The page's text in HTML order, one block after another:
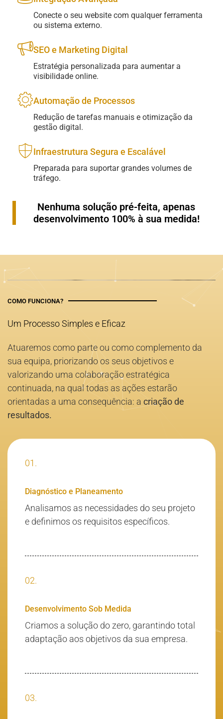
Conecte o seu website com qualquer ferramenta
ou sistema externo.
SEO e Marketing Digital
Estratégia personalizada para aumentar a
visibilidade online.
Automação de Processos
Redução de tarefas manuais e otimização da
gestão digital.
Infraestrutura Segura e Escalável
Preparada para suportar grandes volumes de
tráfego.
Nenhuma solução pré-feita, apenas
desenvolvimento 100% à sua medida!
COMO FUNCIONA?
Um Processo Simples e Eficaz
Atuaremos como parte ou como complemento da
sua equipa, priorizando os seus objetivos e
valorizando uma colaboração estratégica
continuada, na qual todas as ações estarão
orientadas a uma consequência: a criação de
resultados.
01.
Diagnóstico e Planeamento
Analisamos as necessidades do seu projeto
e definimos os requisitos específicos.
02.
Desenvolvimento Sob Medida
Criamos a solução do zero, garantindo total
adaptação aos objetivos da sua empresa.
03.